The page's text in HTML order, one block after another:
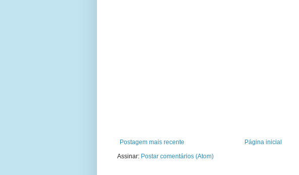
Postagem mais recente
Página inicial
Assinar: Postar comentários (Atom)